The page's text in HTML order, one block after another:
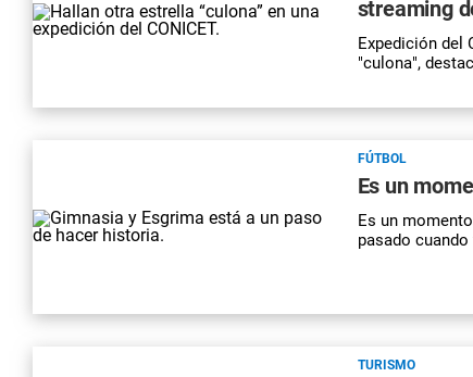
streaming
Expedición del
"culona",
FÚTBOL
Es un
Es un
pasado
TURISMO